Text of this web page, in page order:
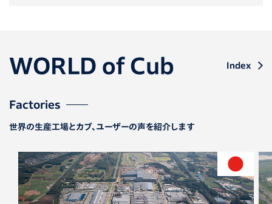
WORLD of Cub Index
Factories
世界の生産工場とカブ、ユーザーの声を紹介します